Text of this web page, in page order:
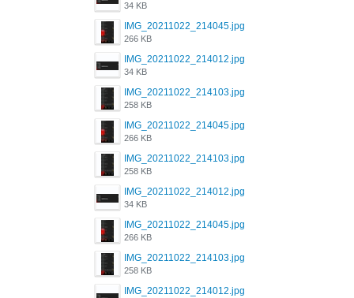
34 KB
IMG_20211022_214045.jpg
266 KB
IMG_20211022_214012.jpg
34 KB
IMG_20211022_214103.jpg
258 KB
IMG_20211022_214045.jpg
266 KB
IMG_20211022_214103.jpg
258 KB
IMG_20211022_214012.jpg
34 KB
IMG_20211022_214045.jpg
266 KB
IMG_20211022_214103.jpg
258 KB
IMG_20211022_214012.jpg